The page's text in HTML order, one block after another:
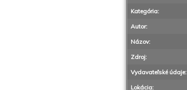
Kategória:
Autor:
Názov:
Zdroj:
Vydavateľské údaje:
Lokácia: